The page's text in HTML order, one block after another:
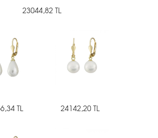
23044,82 TL
TL 24142,20 TL